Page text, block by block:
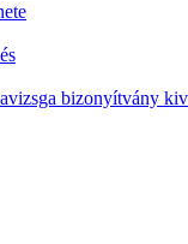
bizonyítvány